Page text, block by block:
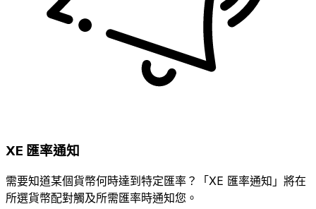
XE 匯率通知
需要知道某個貨幣何時達到特定匯率？「XE 匯率通知」將在
所選貨幣配對觸及所需匯率時通知您。